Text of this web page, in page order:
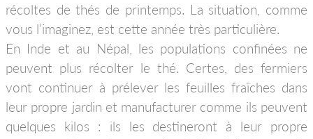
récoltes de thés de printemps. La situation, comme
vous l’imaginez, est cette année très particulière.
En Inde et au Népal, les populations confinées ne
peuvent plus récolter le thé. Certes, des fermiers
vont continuer à prélever les feuilles fraîches dans
leur propre jardin et manufacturer comme ils peuvent
quelques kilos : ils les destineront à leur propre